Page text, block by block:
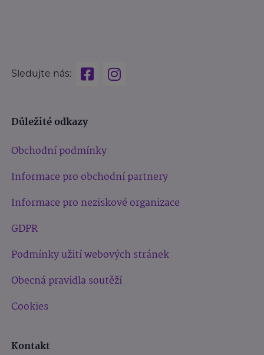
Sledujte nás:
Důležité odkazy
Obchodní podmínky
Informace pro obchodní partnery
Informace pro neziskové organizace
GDPR
Podmínky užití webových stránek
Obecná pravidla soutěží
Cookies
Kontakt